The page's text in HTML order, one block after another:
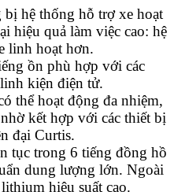
hệ thống hỗ trợ xe hoạt
hiệu quả làm việc cao: hệ
linh hoạt hơn.
ồn phù hợp với các
kiện điện tử.
thể hoạt động đa nhiệm,
kết hợp với các thiết bị
đại Curtis.
tục trong 6 tiếng đồng hồ
dung lượng lớn. Ngoài
hiệu suất cao.